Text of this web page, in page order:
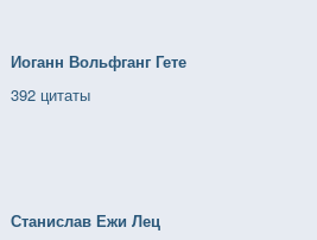
Иоганн Вольфганг Гете
392 цитаты
Станислав Ежи Лец